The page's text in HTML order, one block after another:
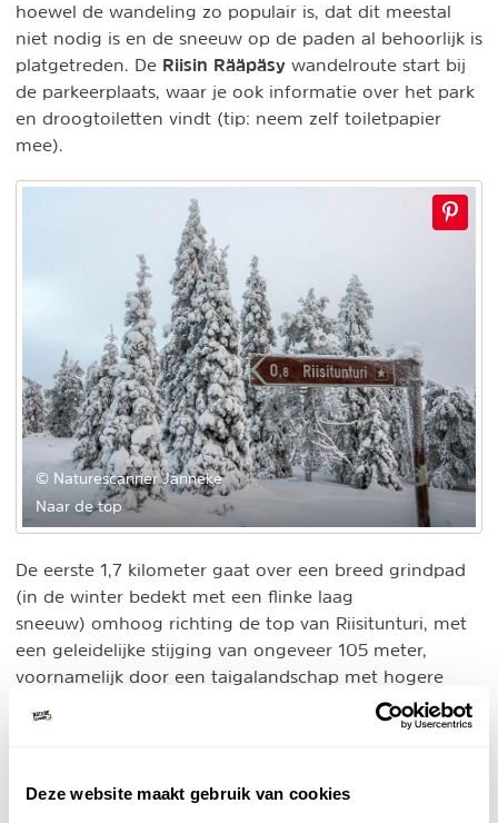
Deze website maakt gebruik van cookies
hoewel de wandeling zo populair is, dat dit meestal
niet nodig is en de sneeuw op de paden al behoorlijk is
platgetreden. De Riisin Rääpäsy wandelroute start bij
de parkeerplaats, waar je ook informatie over het park
en droogtoiletten vindt (tip: neem zelf toiletpapier
mee).
© Naturescanner Janneke
Naar de top
De eerste 1,7 kilometer gaat over een breed grindpad
(in de winter bedekt met een flinke laag
sneeuw) omhoog richting de top van Riisitunturi, met
een geleidelijke stijging van ongeveer 105 meter,
voornamelijk door een taigalandschap met hogere
sparren. Op de top van Riisitunturi (465 meter) vind je
de beroemde lagere bomen, in de winter bedekt door